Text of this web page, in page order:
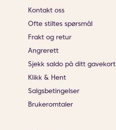
Kontakt oss
Ofte stiltes spørsmål
Frakt og retur
Angrerett
Sjekk saldo på ditt gavekort
Klikk & Hent
Salgsbetingelser
Brukeromtaler